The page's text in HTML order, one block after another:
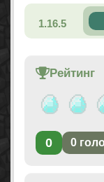
1.16.5
Рейтинг
0 0